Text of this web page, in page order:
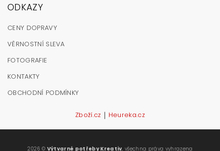
ODKAZY
CENY DOPRAVY
VĚRNOSTNÍ SLEVA
FOTOGRAFIE
KONTAKTY
OBCHODNÍ PODMÍNKY
Zboží.cz | Heureka.cz
2026 © Výtvarné potřeby Kreativ, všechna práva vyhrazena